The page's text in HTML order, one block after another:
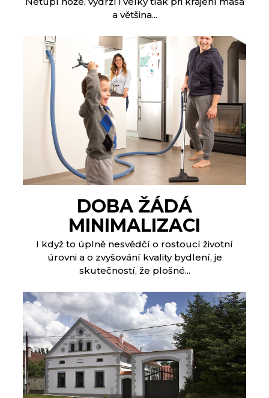
a většina...
DOBA ŽÁDÁ
MINIMALIZACI
I když to úplně nesvědčí o rostoucí životní
úrovni a o zvyšování kvality bydlení, je
skutečností, že plošné...